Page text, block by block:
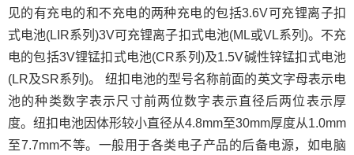
见的有充电的和不充电的两种充电的包括3.6V可充锂离子扣
式电池(LIR系列)3V可充锂离子扣式电池(ML或VL系列)。不充
电的包括3V锂锰扣式电池(CR系列)及1.5V碱性锌锰扣式电池
(LR及SR系列)。 纽扣电池的型号名称前面的英文字母表示电
池的种类数字表示尺寸前两位数字表示直径后两位表示厚
度。纽扣电池因体形较小直径从4.8mm至30mm厚度从1.0mm
至7.7mm不等。一般用于各类电子产品的后备电源，如电脑